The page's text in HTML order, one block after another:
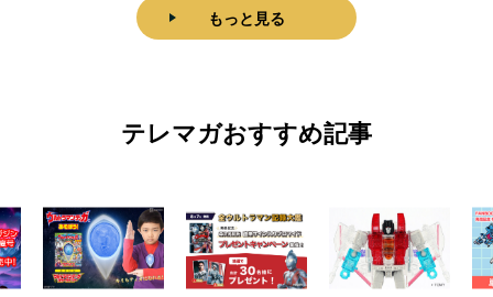
もっと見る
テレマガおすすめ記事